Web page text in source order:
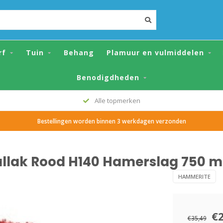
Tuin Behang Plamuur en vulmiddelen
Benodigdheden
Alle topmerken
Bestellingen worden binnen 3 werkdagen verzonden
Hamerslag 750 ml
Rood H140 Hamerslag 750
HAMMERITE
€35,49